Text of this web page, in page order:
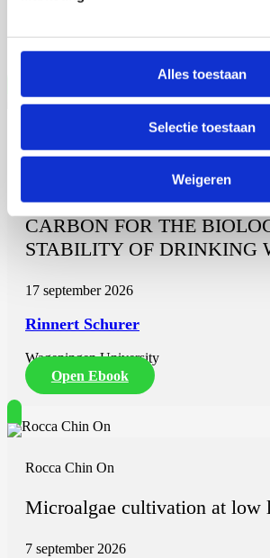
Alles toestaan
Selectie toestaan
Weigeren
THE SIGNIFICANCE OF
MOLECULAR WEIGHT
CARBON FOR THE
STABILITY OF DRINKING
17 september 2026
Rinnert Schurer
Wageningen University
Open Ebook
Rocca Chin On
Microalgae cultivation at low
7 september 2026